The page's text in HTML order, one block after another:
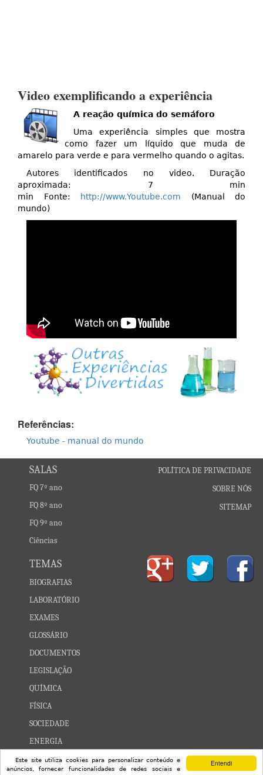
Entendi
Este site utiliza cookies para personalizar conteúdo e
anúncios, fornecer funcionalidades de redes sociais e
Video exemplificando a experiência
A reação química do semáforo
Uma experiência simples que mostra
como fazer um líquido que muda de
amarelo para verde e para vermelho quando o agitas.
Autores identificados no video. Duração
aproximada: 7 min
min Fonte:
http://www.Youtube.com (Manual do
mundo)
Referências:
Youtube - manual do mundo
SALAS
FQ 7º ano
FQ 8º ano
FQ 9º ano
Ciências
TEMAS
BIOGRAFIAS
LABORATÓRIO
EXAMES
GLOSSÁRIO
DOCUMENTOS
LEGISLAÇÃO
QUÍMICA
FÍSICA
SOCIEDADE
ENERGIA
CONSTELAÇÕES
POLÍTICA DE PRIVACIDADE
SOBRE NÓS
SITEMAP